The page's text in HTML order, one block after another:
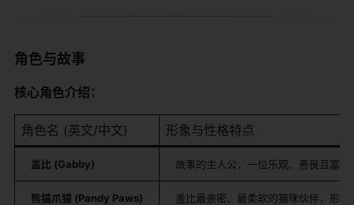
角色与故事
核心角色介绍：
角色名 (英文/中文) 形象与性格特点
盖比 (Gabby) 故事的主人公，一位乐观、善良且富
熊猫爪猫 (Pandy Paws) 盖比最亲密、最柔软的猫咪伙伴，形